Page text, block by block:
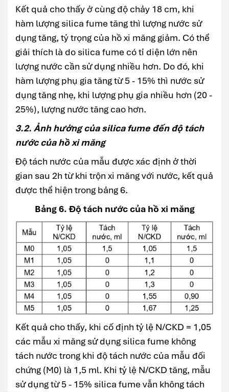
Kết quả cho thấy ở cùng độ chảy 18 cm, khi
hàm lượng silica fume tăng thì lượng nước sử
dụng tăng, tỷ trọng của hồ xi măng giảm. Có thể
giải thích là do silica fume có tỉ diện lớn nên
lượng nước cần sử dụng nhiều hơn. Do đó, khi
hàm lượng phụ gia tăng từ 5 - 15% thì nước sử
dụng tăng nhẹ, khi lượng phụ gia nhiều hơn (20 -
25%), lượng nước tăng cao hơn.
3.2. Ảnh hưởng của silica fume đến độ tách
nước của hồ xi măng
Độ tách nước của mẫu được xác định ở thời
gian sau 2h từ khi trộn xi măng với nước, kết quả
được thể hiện trong bảng 6.
Bảng 6. Độ tách nước của hồ xi măng
Kết quả cho thấy, khi cố định tỷ lệ N/CKD = 1,05
các mẫu xi măng sử dụng silica fume không
tách nước trong khi độ tách nước của mẫu đối
chứng (M0) là 1,5 ml. Khi tỷ lệ N/CKD tăng, mẫu
sử dụng từ 5 - 15% silica fume vẫn không tách